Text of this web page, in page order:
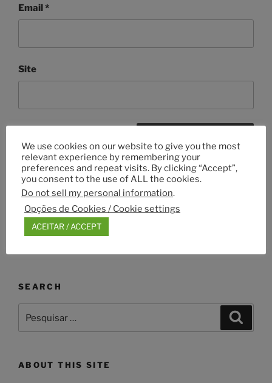
Email*
Site
Navegação
de
artigos
Conteúdo
anterior
ANTERIOR
cropped-logo_positivewayanimals_35.fw_.png
SEARCH
por:
ABOUT THIS SITE
We use cookies on our website to give you the most
relevant experience by remembering your
preferences and repeat visits. By clicking “Accept”,
you consent to the use of ALL the cookies.
Do not sell my personal information.
Opções de Cookies / Cookie settings
ACEITAR / ACCEPT